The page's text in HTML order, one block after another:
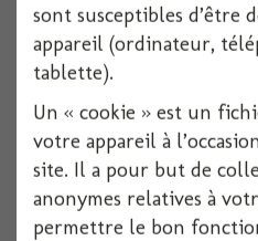
Ballon alu carre
sont susceptibles d’être
appareil (ordinateur,
tablette).
Un « cookie » est un
votre appareil à
site. Il a pour but de
anonymes relatives à
permettre le bon